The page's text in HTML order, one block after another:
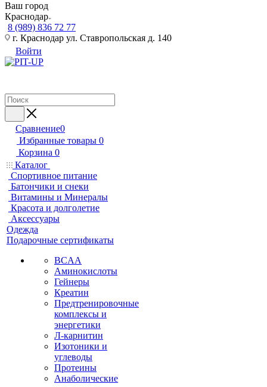
Ваш город
Краснодар
8 (989) 836 72 77
г. Краснодар ул. Ставропольская д. 140
Войти
Сравнение0
Избранные товары 0
Корзина 0
Каталог
Спортивное питание
Батончики и снеки
Витамины и Минералы
Красота и долголетие
Аксессуары
Одежда
Подарочные сертификаты
BCAA
Аминокислоты
Гейнеры
Креатин
Предтренировочные
комплексы и
энергетики
Л-карнитин
Изотоники и
углеводы
Протеины
Анаболические